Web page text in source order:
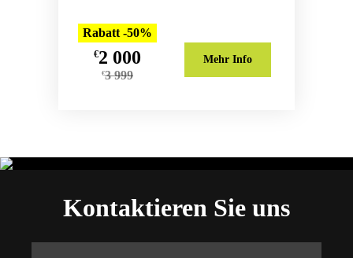
Rabatt -50%
€2 000
€3 999
Mehr Info
Kontaktieren Sie uns